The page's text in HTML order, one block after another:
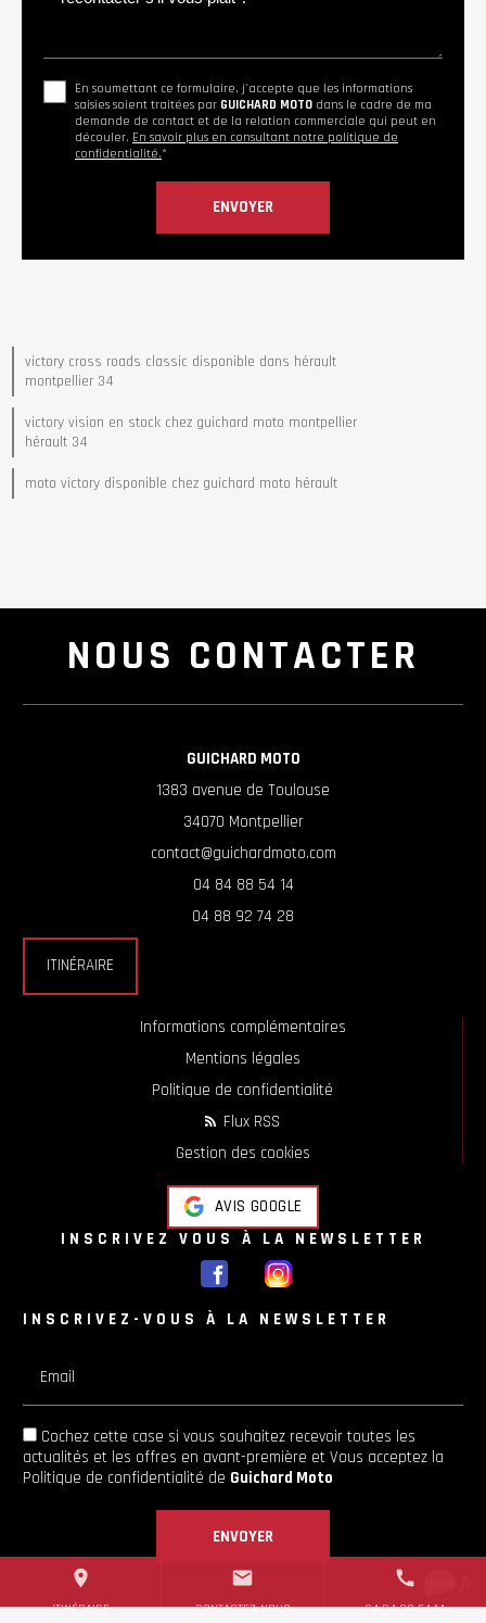
En soumettant ce formulaire, j'accepte que les informations
saisies soient traitées par GUICHARD MOTO dans le cadre de ma
demande de contact et de la relation commerciale qui peut en
découler. En savoir plus en consultant notre politique de
confidentialité.*
victory cross roads classic disponible dans hérault
montpellier 34
victory vision en stock chez guichard moto montpellier
hérault 34
moto victory disponible chez guichard moto hérault
place
ITINÉRAIRE
mail
CONTACTEZ-NOUS
call
04 84 88 54 14
NOUS CONTACTER
GUICHARD MOTO
1383 avenue de Toulouse
34070 Montpellier
contact@guichardmoto.com
04 84 88 54 14
04 88 92 74 28
ITINÉRAIRE
Informations complémentaires
Mentions légales
Politique de confidentialité
Flux RSS
Gestion des cookies
AVIS GOOGLE
INSCRIVEZ VOUS À LA NEWSLETTER
INSCRIVEZ-VOUS À LA NEWSLETTER
Email
Cochez cette case si vous souhaitez recevoir toutes les
actualités et les offres en avant-première et Vous acceptez la
Politique de confidentialité de Guichard Moto